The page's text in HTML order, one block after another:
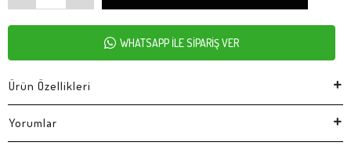
WHATSAPP İLE SİPARİŞ VER
Ürün Özellikleri
Yorumlar